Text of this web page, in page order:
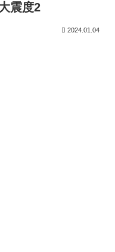
震度2
2024.01.04